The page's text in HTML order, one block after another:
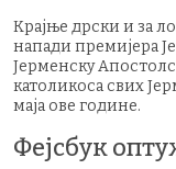
Крајње дрски и за
напади премијера
Јерменску
католикоса свих
маја ове године.
Фејсбук